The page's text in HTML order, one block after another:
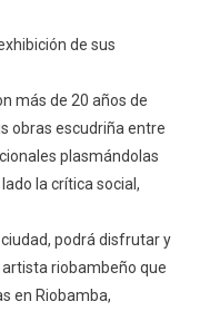
de sus
más de 20 años de
obras escudriña entre
plasmándolas
la crítica social,
podrá disfrutar y
riobambeño que
en Riobamba,